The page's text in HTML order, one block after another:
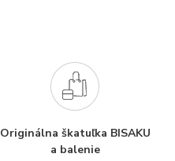
Originálna škatuľka BISAKU
a balenie